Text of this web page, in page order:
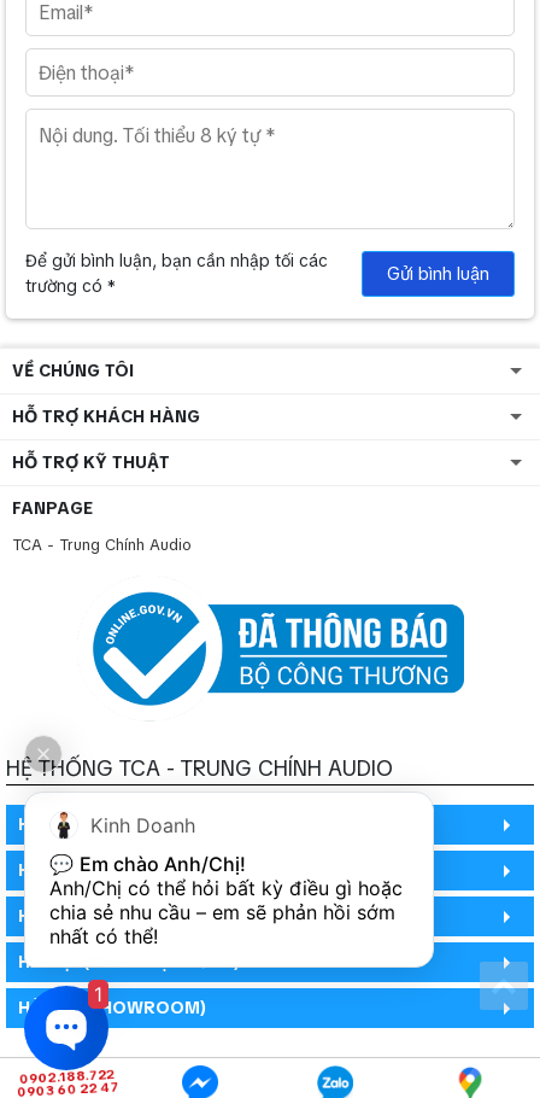
Để gửi bình luận, bạn cần nhập tối các
trường có *
Gửi bình luận
VỀ CHÚNG TÔI
HỖ TRỢ KHÁCH HÀNG
HỖ TRỢ KỸ THUẬT
FANPAGE
TCA - Trung Chính Audio
HỆ THỐNG TCA - TRUNG CHÍNH AUDIO
HỒ CHÍ MINH
HỒ CHÍ MINH
HỒ CHÍ MINH (PHÒNG BẢO HÀNH)
HÀ NỘI (DEMO HỆ THỐNG)
HÀ NỘI (SHOWROOM)
0902.188.722
0903 60 22 47
Kinh Doanh
💬 Em chào Anh/Chị!
Anh/Chị có thể hỏi bất kỳ điều gì hoặc
chia sẻ nhu cầu – em sẽ phản hồi sớm
nhất có thể!
1